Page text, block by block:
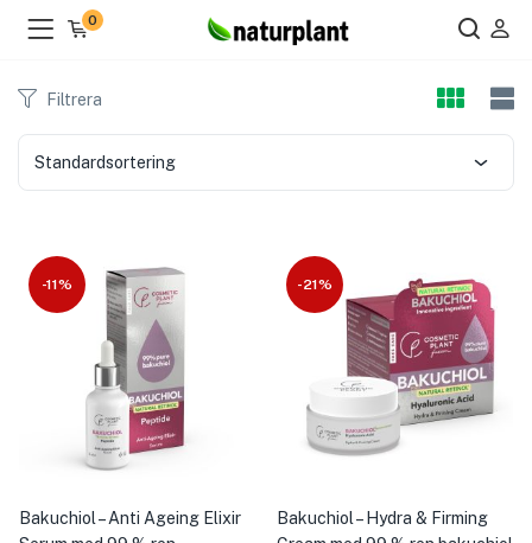
)
0
Filtrera
Standardsortering
-11%
Bakuchiol – Anti Ageing Elixir
-21%
Bakuchiol – Hydra & Firming